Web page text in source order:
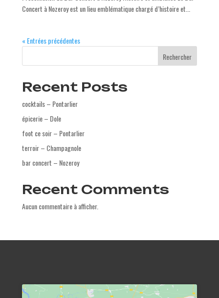
Concert à Nozeroy est un lieu emblématique chargé d’histoire et...
« Entrées précédentes
Rechercher
Recent Posts
cocktails – Pontarlier
épicerie – Dole
foot ce soir – Pontarlier
terroir – Champagnole
bar concert – Nozeroy
Recent Comments
Aucun commentaire à afficher.